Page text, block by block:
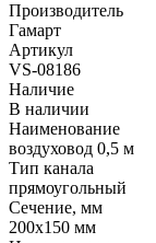
Производитель
Гамарт
Артикул
VS-08186
Наличие
В наличии
Наименование
воздуховод 0,5 м
Тип канала
прямоугольный
Сечение, мм
200x150 мм